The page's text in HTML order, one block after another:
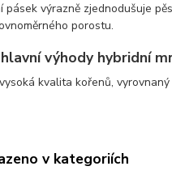
pásek výrazně zjednodušuje
porostu.
výhody hybridní
kvalita kořenů,
v kategoriích